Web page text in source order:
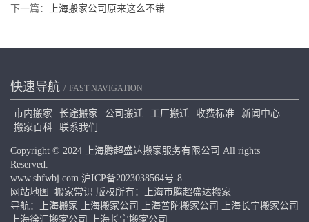
下一篇：
上海搬家公司原来这么不错
快速导航 FAST NAVIGATION
市内搬家 长途搬家 公司搬迁 工厂搬迁 收费标准
新闻中心
搬家百科
联系我们
Copyright © 2024 上海腾超盛达搬家服务有限公司 All rights
Reserved.
www.shfwbj.com 沪ICP备2023038564号-8
网站地图
搬家常识 版权所有：上海市腾超盛达搬家
导航：
上海搬家 上海搬家公司 上海普陀搬家公司
上海长宁搬家公司
上海徐汇搬家公司
上海长宁搬家公司